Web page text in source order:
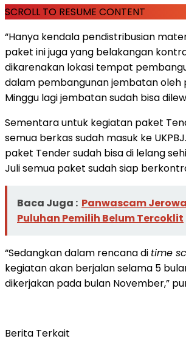
SCROLL TO RESUME CONTENT
“Hanya kendala pendistribusian
paket ini juga yang belakangan
dikarenakan lokasi tempat
dalam pembangunan jembatan oleh
Minggu lagi jembatan sudah bisa
Sementara untuk kegiatan paket
semua berkas sudah masuk ke
paket Tender sudah bisa di lelang
Juli semua paket sudah siap
Baca Juga : Panwascam
Puluhan Pemilih Belum Tercoklit
“Sedangkan dalam rencana di time
kegiatan akan berjalan selama 5
dikerjakan pada bulan November,”
Berita Terkait